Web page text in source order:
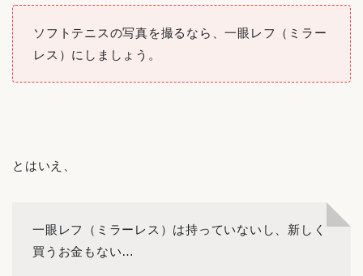
ソフトテニスの写真を撮るなら、一眼レフ（ミラー
レス）にしましょう。
とはいえ、
一眼レフ（ミラーレス）は持っていないし、新しく
買うお金もない…